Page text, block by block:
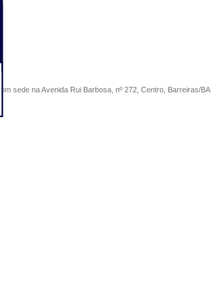
sede na Avenida Rui Barbosa, nº 272, Centro, Barreiras/